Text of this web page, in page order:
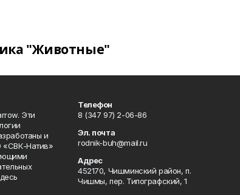
"Животные"
Эти
и
«СВК-Натив»
Телефон
8 (347 97) 2-06-86
Эл. почта
rodnik-buh@mail.ru
Адрес
452170, Чишминский район, п.
Чишмы, пер. Типографский, 1